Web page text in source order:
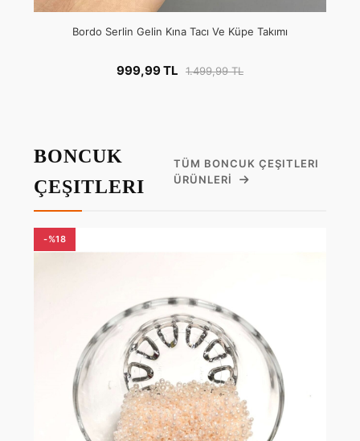
Bordo Serlin Gelin Kına Tacı Ve Küpe Takımı
999,99 TL 1.499,99 TL
BONCUK
ÇEŞITLERI
TÜM BONCUK ÇEŞITLERI
ÜRÜNLERI
-%18